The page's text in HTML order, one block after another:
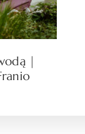
|